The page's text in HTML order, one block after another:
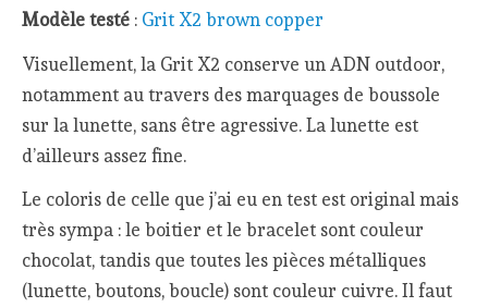
Modèle testé : Grit X2 brown copper
Visuellement, la Grit X2 conserve un ADN outdoor,
notamment au travers des marquages de boussole
sur la lunette, sans être agressive. La lunette est
d’ailleurs assez fine.
Le coloris de celle que j’ai eu en test est original mais
très sympa : le boitier et le bracelet sont couleur
chocolat, tandis que toutes les pièces métalliques
(lunette, boutons, boucle) sont couleur cuivre. Il faut